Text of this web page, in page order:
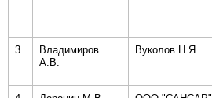
3
Владимиров
А.В.
Вуколов Н.Я.